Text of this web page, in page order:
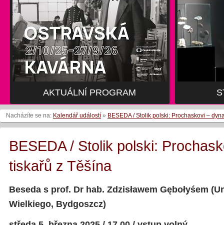
AKTUÁLNÍ PROGRAM
Nacházíte se na: Kalendář událostí » BESEDA / Stolik polski: Prochaskovi –
BESEDA / Stolik polski:
tiskařů z Těšína
Beseda s prof. Dr hab. Zdzisławem Gębołyśem
Wielkiego, Bydgoszcz)